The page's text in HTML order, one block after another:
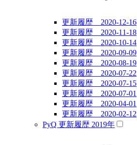
更新履歴 2020-12-16
更新履歴 2020-11-18
更新履歴 2020-10-14
更新履歴 2020-09-09
更新履歴 2020-08-19
更新履歴 2020-07-22
更新履歴 2020-07-15
更新履歴 2020-07-01
更新履歴 2020-04-01
更新履歴 2020-02-12
PyQ 更新履歴 2019年